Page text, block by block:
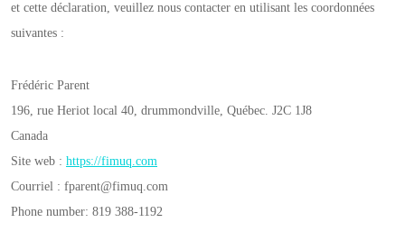
et cette déclaration, veuillez nous contacter en utilisant les coordonnées
suivantes :
Frédéric Parent
196, rue Heriot local 40, drummondville, Québec. J2C 1J8
Canada
Site web : https://fimuq.com
Courriel : fparent@fimuq.com
Phone number: 819 388-1192